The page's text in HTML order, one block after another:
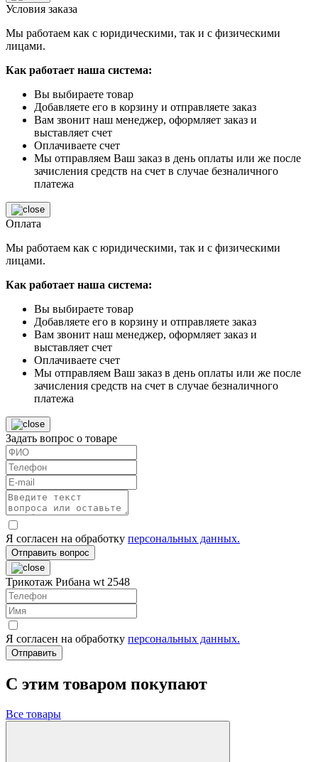
Условия заказа
Мы работаем как с юридическими, так и с физическими
лицами.
Как работает наша система:
Вы выбираете товар
Добавляете его в корзину и отправляете заказ
Вам звонит наш менеджер, оформляет заказ и
выставляет счет
Оплачиваете счет
Мы отправляем Ваш заказ в день оплаты или же после
зачисления средств на счет в случае безналичного
платежа
Оплата
Мы работаем как с юридическими, так и с физическими
лицами.
Как работает наша система:
Вы выбираете товар
Добавляете его в корзину и отправляете заказ
Вам звонит наш менеджер, оформляет заказ и
выставляет счет
Оплачиваете счет
Мы отправляем Ваш заказ в день оплаты или же после
зачисления средств на счет в случае безналичного
платежа
Задать вопрос о товаре
Я согласен на обработку персональных данных.
Отправить вопрос
Трикотаж Рибана wt 2548
Я согласен на обработку персональных данных.
Отправить
C этим товаром покупают
Все товары